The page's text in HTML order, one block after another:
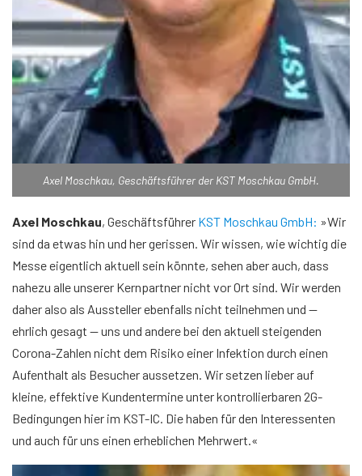
Axel Moschkau, Geschäftsführer der KST Moschkau GmbH.
Axel Moschkau, Geschäftsführer KST Moschkau GmbH: »Wir
sind da etwas hin und her gerissen. Wir wissen, wie wichtig die
Messe eigentlich aktuell sein könnte, sehen aber auch, dass
nahezu alle unserer Kernpartner nicht vor Ort sind. Wir werden
daher also als Aussteller ebenfalls nicht teilnehmen und —
ehrlich gesagt — uns und andere bei den aktuell steigenden
Corona-Zahlen nicht dem Risiko einer Infektion durch einen
Aufenthalt als Besucher aussetzen. Wir setzen lieber auf
kleine, effektive Kundentermine unter kontrollierbaren 2G-
Bedingungen hier im KST-IC. Die haben für den Interessenten
und auch für uns einen erheblichen Mehrwert.«